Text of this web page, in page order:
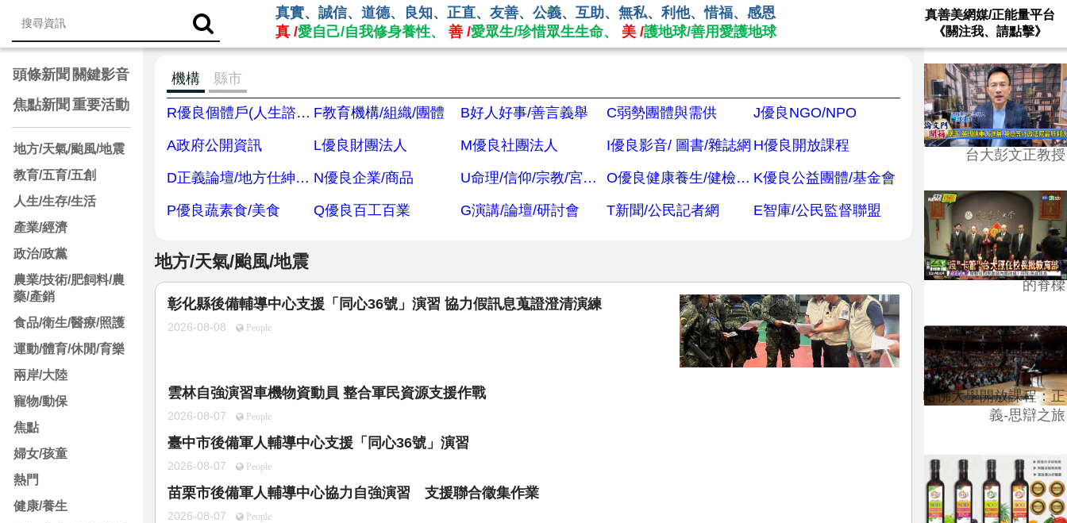
真實、誠信、道德、良知、正直、友善、公義、互助、無私、利他、惜福、感恩
真 /愛自己/自我修身養性、 善 /愛眾生/珍惜眾生生命、 美 /護地球/善用愛護地球
真善美網媒/正能量平台
《關注我、請點擊》
頭條新聞 關鍵影音
焦點新聞 重要活動
地方/天氣/颱風/地震
教育/五育/五創
人生/生存/生活
產業/經濟
政治/政黨
農業/技術/肥飼料/農
藥/產銷
食品/衛生/醫療/照護
運動/體育/休閒/育樂
兩岸/大陸
寵物/動保
焦點
婦女/孩童
熱門
健康/養生
機構 縣市
R優良個體戶(人生諮商/網媒/代書/律師/會計師/建築師/保險） F教育機構/組織/團體 B好人好事/善言義舉 C弱勢團體與需供 J優良NGO/NPO
A政府公開資訊 L優良財團法人 M優良社團法人 I優良影音/ 圖書/雜誌網 H優良開放課程
D正義論壇/地方仕紳/專家學者 N優良企業/商品 U命理/信仰/宗教/宮廟/教會 O優良健康養生/健檢/照護 K優良公益團體/基金會
P優良蔬素食/美食 Q優良百工百業 G演講/論壇/研討會 T新聞/公民記者網 E智庫/公民監督聯盟
地方/天氣/颱風/地震
彰化縣後備輔導中心支援「同心36號」演習 協力假訊息蒐證澄清演練
2026-08-08 People
雲林自強演習車機物資動員 整合軍民資源支援作戰
2026-08-07 People
臺中市後備軍人輔導中心支援「同心36號」演習
2026-08-07 People
苗栗市後備軍人輔導中心協力自強演習 支援聯合徵集作業
2026-08-07 People
台大彭文正教授
台學版的54/64》大學
的脊樑
哈佛大學開放課程：正
義-思辯之旅